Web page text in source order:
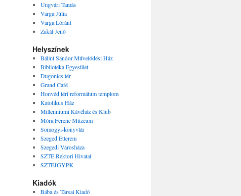
Ungvári Tamás
Varga Júlia
Varga Lóránt
Zakál Jenő
Helyszínek
Bálint Sándor Művelődési Ház
Bibliotéka Egyesület
Dugonics tér
Grand Café
Honvéd téri reformátum templom
Katolikus Ház
Millenniumi Kávéház és Klub
Móra Ferenc Múzeum
Somogyi-könyvtár
Szeged Étterem
Szegedi Városháza
SZTE Rektori Hivatal
SZTEJGYPK
Kiadók
Bába és Társai Kiadó